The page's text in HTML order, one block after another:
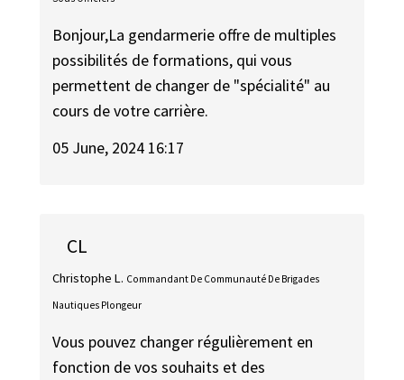
Bonjour,La gendarmerie offre de multiples
possibilités de formations, qui vous
permettent de changer de "spécialité" au
cours de votre carrière.
05 June, 2024 16:17
CL
Christophe L. Commandant De Communauté De Brigades
Nautiques Plongeur
Vous pouvez changer régulièrement en
fonction de vos souhaits et des